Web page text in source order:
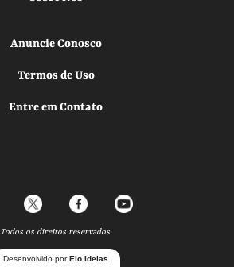
Anuncie Conosco
Termos de Uso
Entre em Contato
Todos os direitos reservados.
Desenvolvido porElo Ideias